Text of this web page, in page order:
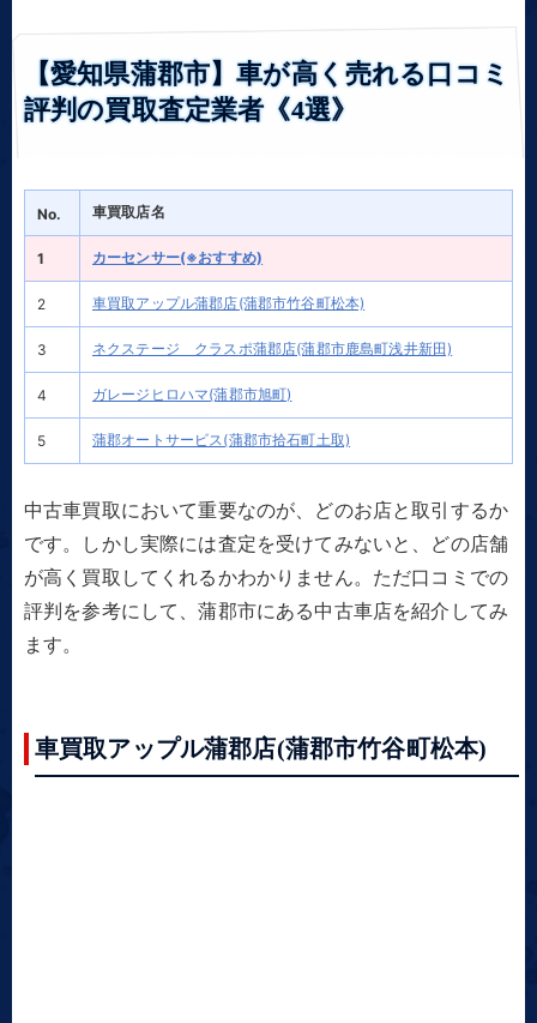
【愛知県蒲郡市】車が高く売れる口コミ
評判の買取査定業者《4選》
No. 車買取店名
1 カーセンサー(※おすすめ)
2 車買取アップル蒲郡店(蒲郡市竹谷町松本)
3 ネクステージ クラスポ蒲郡店(蒲郡市鹿島町浅井新田)
4 ガレージヒロハマ(蒲郡市旭町)
5 蒲郡オートサービス(蒲郡市拾石町土取)
中古車買取において重要なのが、どのお店と取引するか
です。しかし実際には査定を受けてみないと、どの店舗
が高く買取してくれるかわかりません。ただ口コミでの
評判を参考にして、蒲郡市にある中古車店を紹介してみ
ます。
車買取アップル蒲郡店(蒲郡市竹谷町松本)